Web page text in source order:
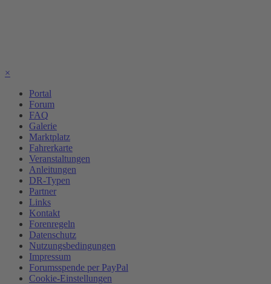
×
Portal
Forum
FAQ
Galerie
Marktplatz
Fahrerkarte
Veranstaltungen
Anleitungen
DR-Typen
Partner
Links
Kontakt
Forenregeln
Datenschutz
Nutzungsbedingungen
Impressum
Forumsspende per PayPal
Cookie-Einstellungen